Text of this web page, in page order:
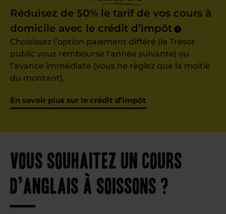
Réduisez de 50% le tarif de vos cours à
domicile avec le crédit d’impôt
?
Choisissez l’option paiement différé (le Trésor
public vous rembourse l’année suivante) ou
l’avance immédiate (vous ne règlez que la moitié
du montant).
En savoir plus sur le crédit d’impôt
Vous souhaitez un cours
d’anglais à Soissons ?